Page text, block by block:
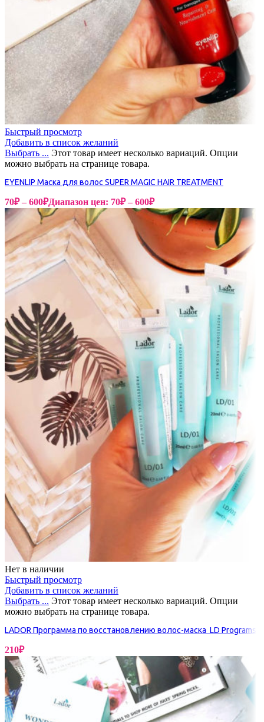
Быстрый просмотр
Добавить в список желаний
Выбрать ... Этот товар имеет несколько вариаций. Опции
можно выбрать на странице товара.
EYENLIP Маска для волос SUPER MAGIC HAIR TREATMENT
70₽ – 600₽Диапазон цен: 70₽ – 600₽
Нет в наличии
Быстрый просмотр
Добавить в список желаний
Выбрать ... Этот товар имеет несколько вариаций. Опции
можно выбрать на странице товара.
LADOR Программа по восстановлению волос-маска LD Programs
210₽